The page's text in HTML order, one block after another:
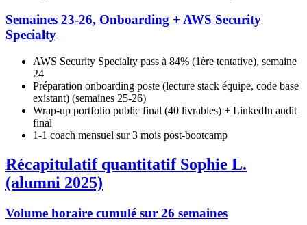
Semaines 23-26, Onboarding + AWS Security
Specialty
AWS Security Specialty pass à 84% (1ère tentative), semaine
24
Préparation onboarding poste (lecture stack équipe, code base
existant) (semaines 25-26)
Wrap-up portfolio public final (40 livrables) + LinkedIn audit
final
1-1 coach mensuel sur 3 mois post-bootcamp
Récapitulatif quantitatif Sophie L.
(alumni 2025)
Volume horaire cumulé sur 26 semaines